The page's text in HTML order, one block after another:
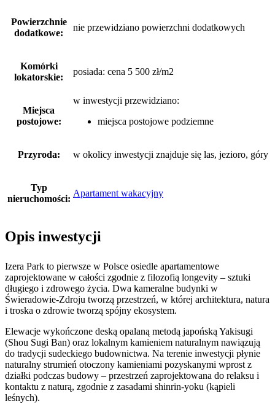
Powierzchnie
dodatkowe:
nie przewidziano powierzchni dodatkowych
Komórki
lokatorskie:
posiada: cena 5 500 zł/m2
Miejsca
postojowe:
w inwestycji przewidziano:
miejsca postojowe podziemne
Przyroda: w okolicy inwestycji znajduje się las, jezioro, góry
Typ
nieruchomości:
Apartament wakacyjny
Opis inwestycji
Izera Park to pierwsze w Polsce osiedle apartamentowe
zaprojektowane w całości zgodnie z filozofią longevity – sztuki
długiego i zdrowego życia. Dwa kameralne budynki w
Świeradowie-Zdroju tworzą przestrzeń, w której architektura, natura
i troska o zdrowie tworzą spójny ekosystem.
Elewacje wykończone deską opalaną metodą japońską Yakisugi
(Shou Sugi Ban) oraz lokalnym kamieniem naturalnym nawiązują
do tradycji sudeckiego budownictwa. Na terenie inwestycji płynie
naturalny strumień otoczony kamieniami pozyskanymi wprost z
działki podczas budowy – przestrzeń zaprojektowana do relaksu i
kontaktu z naturą, zgodnie z zasadami shinrin-yoku (kąpieli
leśnych).